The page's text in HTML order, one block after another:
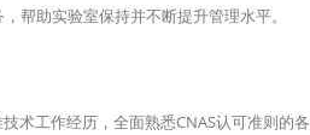
帮助实验室保持并不断提升管理水平。
术工作经历，全面熟悉CNAS认可准则的各